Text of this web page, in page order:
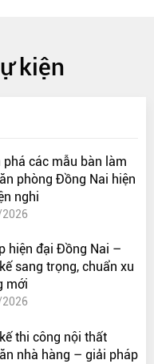
kiện
phá các mẫu bàn làm
phòng Đồng Nai hiện
nghi
hiện đại Đồng Nai –
sang trọng, chuẩn xu
mới
thi công nội thất
nhà hàng – giải pháp